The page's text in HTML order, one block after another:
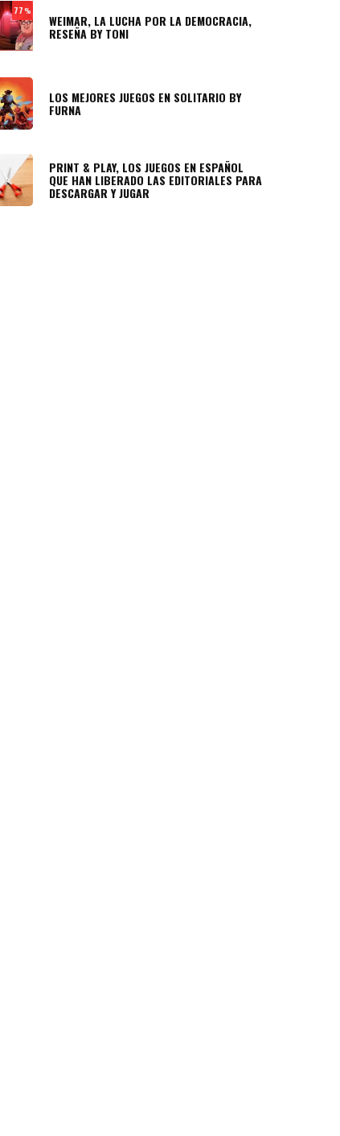
77%
WEIMAR, LA LUCHA POR LA DEMOCRACIA,
RESEÑA BY TONI
LOS MEJORES JUEGOS EN SOLITARIO BY
FURNA
PRINT & PLAY, LOS JUEGOS EN ESPAÑOL
QUE HAN LIBERADO LAS EDITORIALES PARA
DESCARGAR Y JUGAR